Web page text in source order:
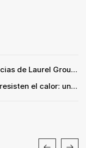
Anterior: Mensaje de Acción de Gracias de Laurel Group: Un Año de Gratitud y Crecimiento
Siguiente: Construyendo lazos que resisten el calor: una celebración de camaradería en equipo